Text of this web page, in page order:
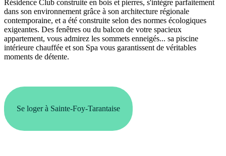
Résidence Club construite en bois et pierres, s'intègre parfaitement
dans son environnement grâce à son architecture régionale
contemporaine, et a été construite selon des normes écologiques
exigeantes. Des fenêtres ou du balcon de votre spacieux
appartement, vous admirez les sommets enneigés... sa piscine
intérieure chauffée et son Spa vous garantissent de véritables
moments de détente.
Se loger à Sainte-Foy-Tarantaise